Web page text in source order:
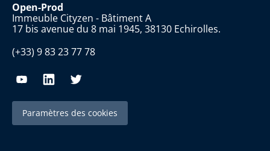
Open-Prod
Immeuble Cityzen - Bâtiment A
17 bis avenue du 8 mai 1945, 38130 Echirolles.
(+33) 9 83 23 77 78
Paramètres des cookies